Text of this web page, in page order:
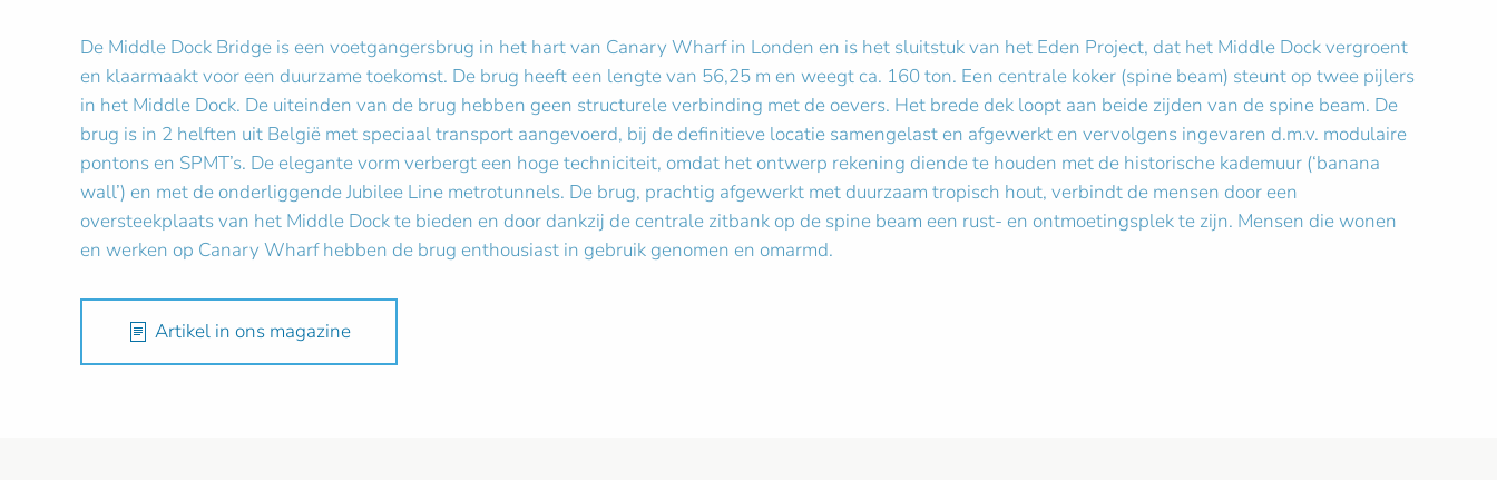
De Middle Dock Bridge is een voetgangersbrug in het hart van Canary Wharf in Londen en is het sluitstuk van het Eden Project, dat het Middle Dock vergroent
en klaarmaakt voor een duurzame toekomst. De brug heeft een lengte van 56,25 m en weegt ca. 160 ton. Een centrale koker (spine beam) steunt op twee pijlers
in het Middle Dock. De uiteinden van de brug hebben geen structurele verbinding met de oevers. Het brede dek loopt aan beide zijden van de spine beam. De
brug is in 2 helften uit België met speciaal transport aangevoerd, bij de definitieve locatie samengelast en afgewerkt en vervolgens ingevaren d.m.v. modulaire
pontons en SPMT’s. De elegante vorm verbergt een hoge techniciteit, omdat het ontwerp rekening diende te houden met de historische kademuur (‘banana
wall’) en met de onderliggende Jubilee Line metrotunnels. De brug, prachtig afgewerkt met duurzaam tropisch hout, verbindt de mensen door een
oversteekplaats van het Middle Dock te bieden en door dankzij de centrale zitbank op de spine beam een rust- en ontmoetingsplek te zijn. Mensen die wonen
en werken op Canary Wharf hebben de brug enthousiast in gebruik genomen en omarmd.
Artikel in ons magazine